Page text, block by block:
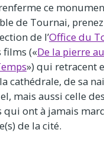
ce
de Tournai,
de l’Office du
films («De la pierre
») qui retracent
cathédrale, de sa
mais aussi celle
qui ont à jamais
de la cité.